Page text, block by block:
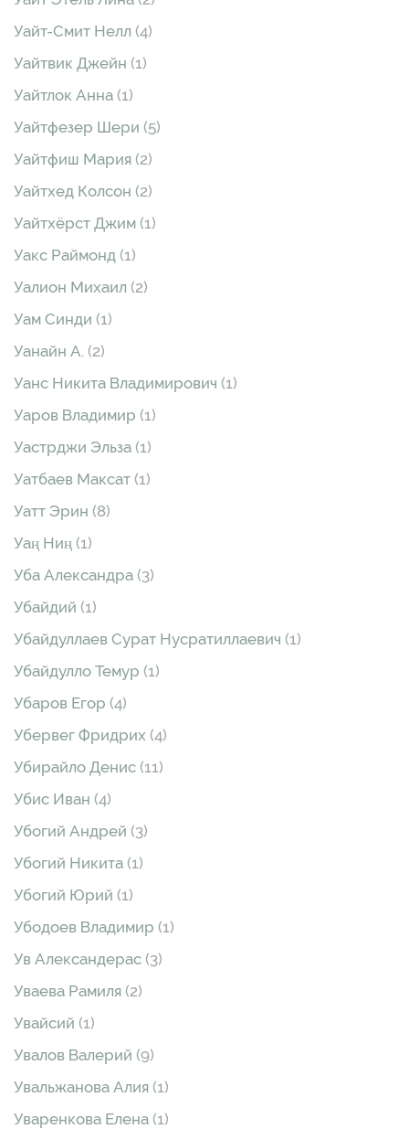
Уайт-Смит Нелл (4)
Уайтвик Джейн (1)
Уайтлок Анна (1)
Уайтфезер Шери (5)
Уайтфиш Мария (2)
Уайтхед Колсон (2)
Уайтхёрст Джим (1)
Уакс Раймонд (1)
Уалион Михаил (2)
Уам Синди (1)
Уанайн А. (2)
Уанс Никита Владимирович (1)
Уаров Владимир (1)
Уастрджи Эльза (1)
Уатбаев Максат (1)
Уатт Эрин (8)
Уаң Ниң (1)
Уба Александра (3)
Убайдий (1)
Убайдуллаев Сурат Нусратиллаевич (1)
Убайдулло Темур (1)
Убаров Егор (4)
Убервег Фридрих (4)
Убирайло Денис (11)
Убис Иван (4)
Убогий Андрей (3)
Убогий Никита (1)
Убогий Юрий (1)
Убодоев Владимир (1)
Ув Александерас (3)
Уваева Рамиля (2)
Увайсий (1)
Увалов Валерий (9)
Увальжанова Алия (1)
Уваренкова Елена (1)